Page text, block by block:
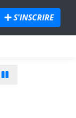
S'INSCRIRE